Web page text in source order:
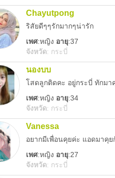
Chayutpong
ริสัยดีๆๆรักมากๆน่ารัก
เพศ:หญิง อายุ:37
จังหวัด: กระบี่
นองบบ
โสดลูกติดคะ อยู่กระบี่ ทักม
เพศ:หญิง อายุ:34
จังหวัด: กระบี่
Vanessa
อยากมีเพื่อนคุยค่ะ แอดมาคุ
เพศ:หญิง อายุ:27
จังหวัด: กระบี่